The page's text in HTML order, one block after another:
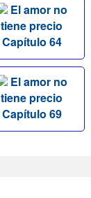
El amor no
tiene precio
Capítulo 64
El amor no
tiene precio
Capítulo 69